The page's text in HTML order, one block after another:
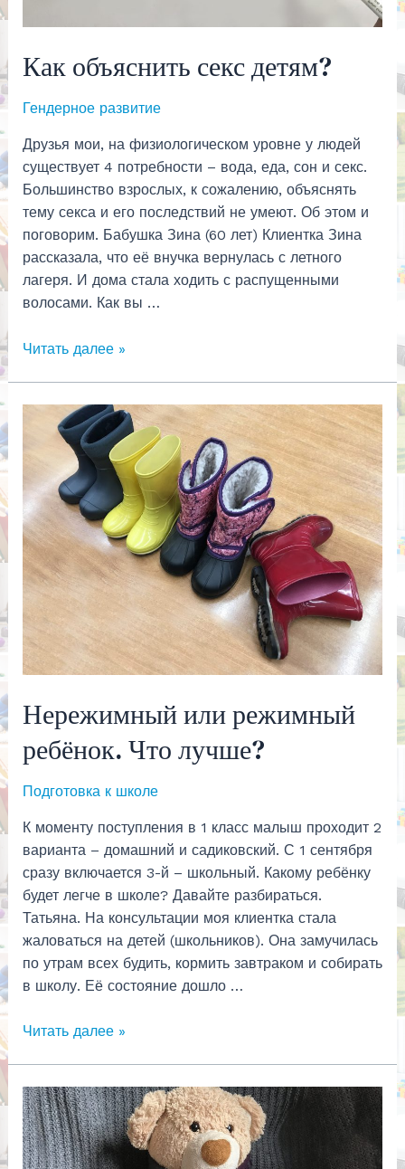
Как объяснить секс детям?
Гендерное развитие
Друзья мои, на физиологическом уровне у людей
существует 4 потребности – вода, еда, сон и секс.
Большинство взрослых, к сожалению, объяснять
тему секса и его последствий не умеют. Об этом и
поговорим. Бабушка Зина (60 лет) Клиентка Зина
рассказала, что её внучка вернулась с летного
лагеря. И дома стала ходить с распущенными
волосами. Как вы …
Как
детям?
Читать далее »
Нережимный или режимный
ребёнок. Что лучше?
Подготовка к школе
К моменту поступления в 1 класс малыш проходит 2
варианта – домашний и садиковский. С 1 сентября
сразу включается 3-й – школьный. Какому ребёнку
будет легче в школе? Давайте разбираться.
Татьяна. На консультации моя клиентка стала
жаловаться на детей (школьников). Она замучилась
по утрам всех будить, кормить завтраком и собирать
в школу. Её состояние дошло …
Нережимный
ребёнок.
Что
лучше?
Читать далее »